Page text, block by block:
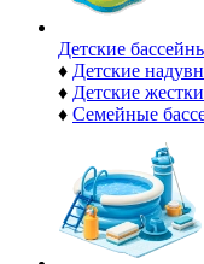
Детские
♦ Детские
♦ Детские
♦ Семейные